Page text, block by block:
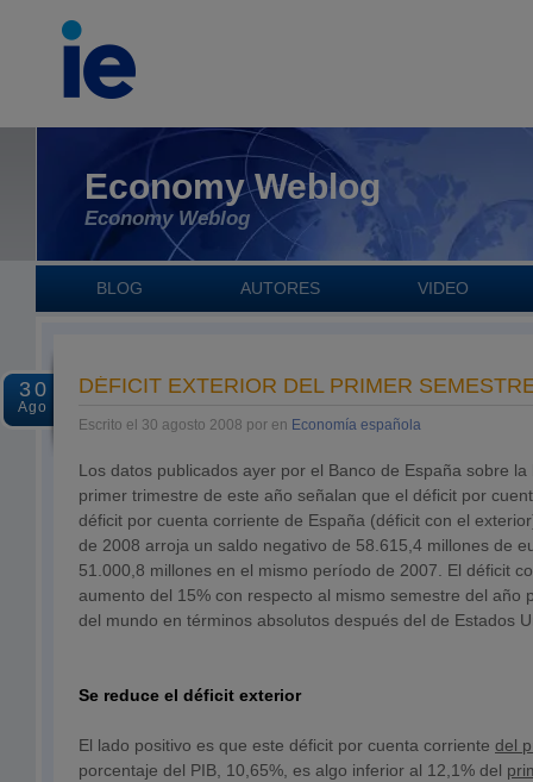
Economy Weblog
Economy Weblog
BLOG AUTORES VIDEO
30
Ago
DÉFICIT EXTERIOR DEL PRIMER
Escrito el 30 agosto 2008 por en Economía española
Los datos publicados ayer por el Banco de España sobre
primer trimestre de este año señalan que el déficit por
déficit por cuenta corriente de España (déficit con el
de 2008 arroja un saldo negativo de 58.615,4 millones de
51.000,8 millones en el mismo período de 2007. El déficit
aumento del 15% con respecto al mismo semestre del año
del mundo en términos absolutos después del de Estados
Se reduce el déficit exterior
El lado positivo es que este déficit por cuenta corriente del
porcentaje del PIB, 10,65%, es algo inferior al 12,1% del